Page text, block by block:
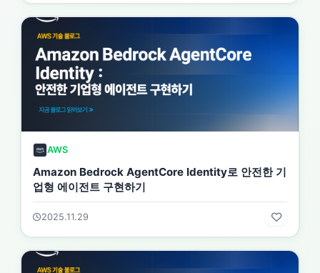
AWS
Amazon Bedrock AgentCore Identity로 안전한 기
업형 에이전트 구현하기
2025.11.29